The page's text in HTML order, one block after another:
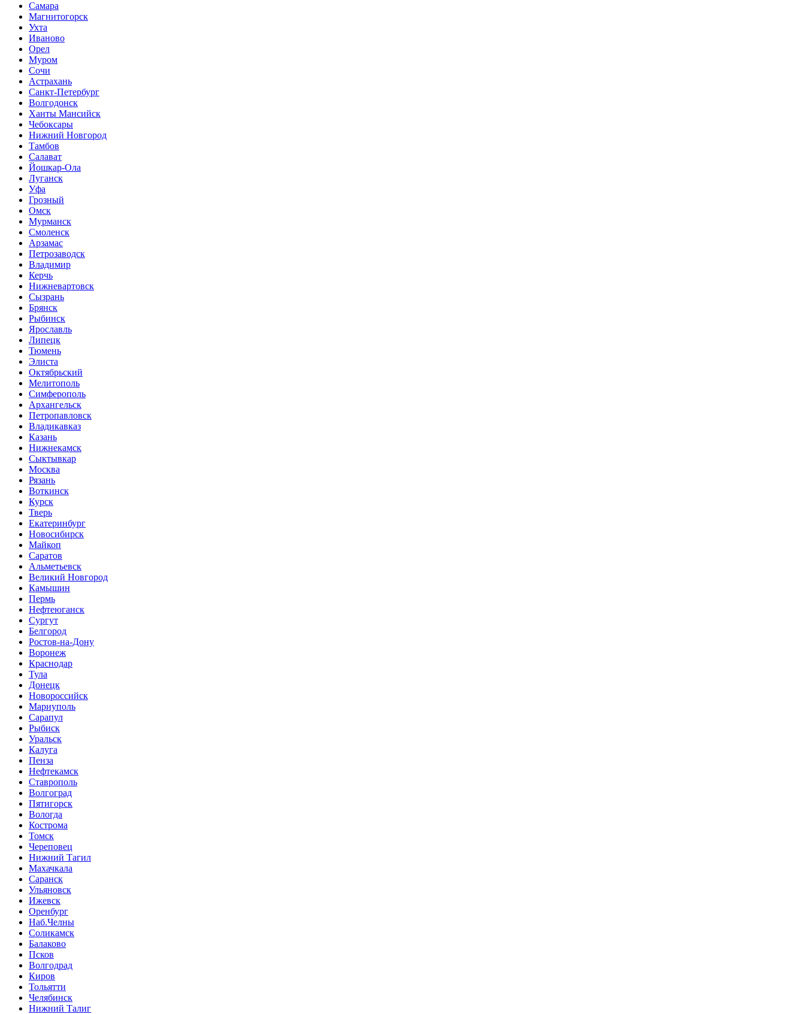
Самара
Магнитогорск
Ухта
Иваново
Орел
Муром
Сочи
Астрахань
Санкт-Петербург
Волгодонск
Ханты Мансийск
Чебоксары
Нижний Новгород
Тамбов
Салават
Йошкар-Ола
Луганск
Уфа
Грозный
Омск
Мурманск
Смоленск
Арзамас
Петрозаводск
Владимир
Керчь
Нижневартовск
Сызрань
Брянск
Рыбинск
Ярославль
Липецк
Тюмень
Элиста
Октябрьский
Мелитополь
Симферополь
Архангельск
Петропавловск
Владикавказ
Казань
Нижнекамск
Сыктывкар
Москва
Рязань
Воткинск
Курск
Тверь
Екатеринбург
Новосибирск
Майкоп
Саратов
Альметьевск
Великий Новгород
Камышин
Пермь
Нефтеюганск
Сургут
Белгород
Ростов-на-Дону
Воронеж
Краснодар
Тула
Донецк
Новороссийск
Мариуполь
Сарапул
Рыбиск
Уральск
Калуга
Пенза
Нефтекамск
Ставрополь
Волгоград
Пятигорск
Вологда
Кострома
Томск
Череповец
Нижний Тагил
Махачкала
Саранск
Ульяновск
Ижевск
Оренбург
Наб.Челны
Соликамск
Балаково
Псков
Волгодрад
Киров
Тольятти
Челябинск
Нижний Талиг